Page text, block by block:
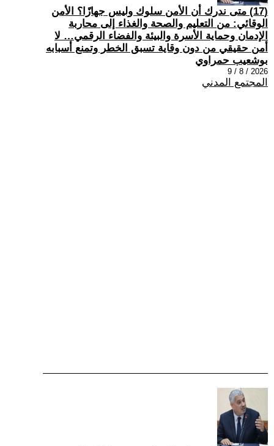
(17) متى ندرك أن الأمن سلوك وليس جهازًا؟ الأمن
الوقائي: من التعليم والصحة والغذاء إلى محاربة
الإدمان وحماية الأسرة والبيئة والفضاء الرقمي… لا
أمن حقيقي من دون وقاية تسبق الخطر وتمنع أسبابه
بوشعيب حمراوي
2026 / 8 / 9
المجتمع المدني